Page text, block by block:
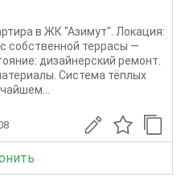
в ЖК "Азимут". Локация:
собственной террасы —
дизайнерский ремонт.
Система тёплых